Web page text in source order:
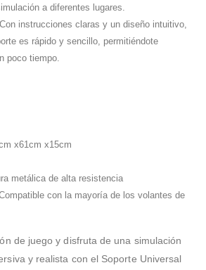
a diferentes lugares.
instrucciones claras y un diseño intuitivo,
es rápido y sencillo, permitiéndote
poco tiempo.
x61cm x15cm
metálica de alta resistencia
con la mayoría de los volantes de
de juego y disfruta de una simulación
y realista con el Soporte Universal